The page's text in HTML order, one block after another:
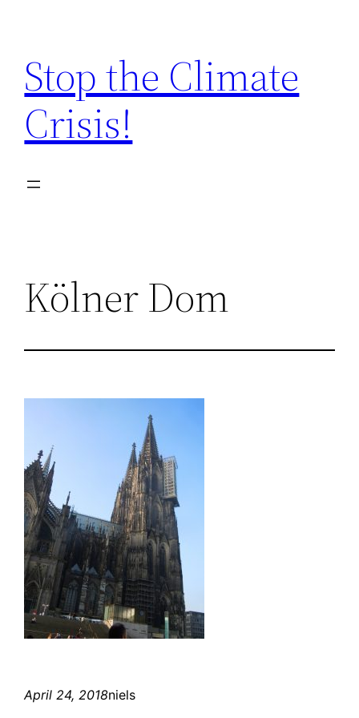
springen
Stop the Climate
Crisis!
Kölner Dom
April 24, 2018niels